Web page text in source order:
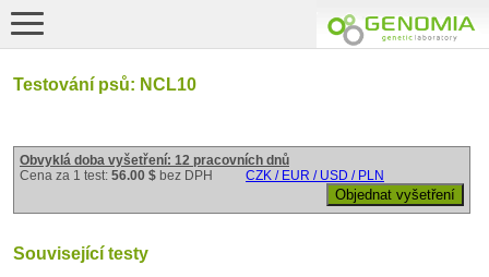
Testování psů: NCL10
Obvyklá doba vyšetření: 12 pracovních dnů
Cena za 1 test: 56.00 $ bez DPH CZK / EUR / USD / PLN
Související testy